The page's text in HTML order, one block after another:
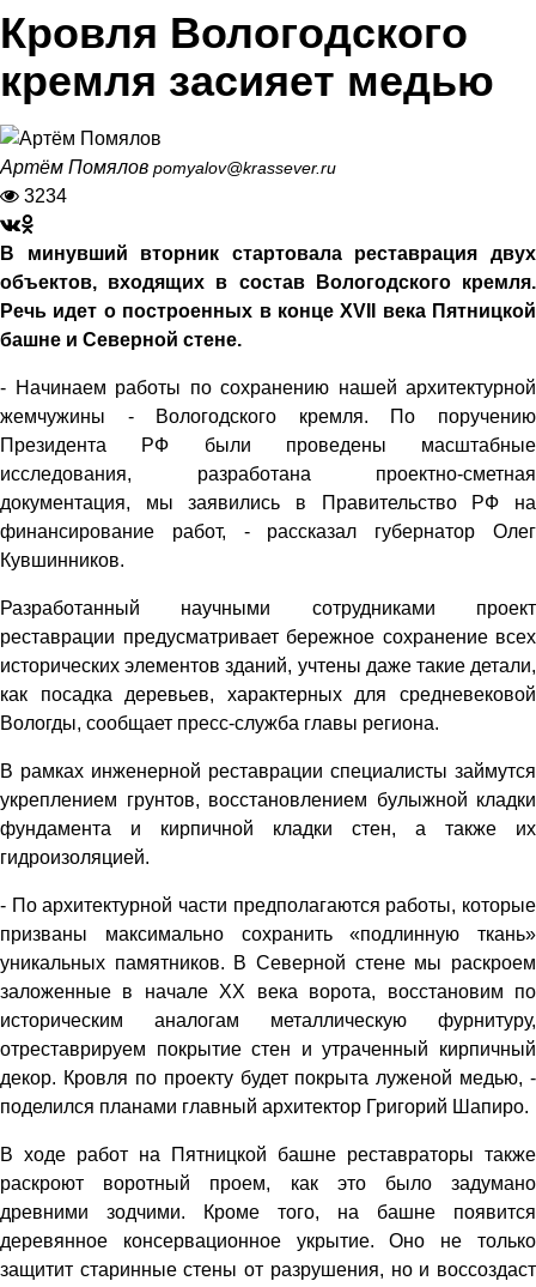
Кровля Вологодского
кремля засияет медью
Артём Помялов pomyalov@krassever.ru
3234
В минувший вторник стартовала реставрация двух
объектов, входящих в состав Вологодского кремля.
Речь идет о построенных в конце XVII века Пятницкой
башне и Северной стене.
- Начинаем работы по сохранению нашей архитектурной
жемчужины - Вологодского кремля. По поручению
Президента РФ были проведены масштабные
исследования, разработана проектно-сметная
документация, мы заявились в Правительство РФ на
финансирование работ, - рассказал губернатор Олег
Кувшинников.
Разработанный научными сотрудниками проект
реставрации предусматривает бережное сохранение всех
исторических элементов зданий, учтены даже такие детали,
как посадка деревьев, характерных для средневековой
Вологды, сообщает пресс-служба главы региона.
В рамках инженерной реставрации специалисты займутся
укреплением грунтов, восстановлением булыжной кладки
фундамента и кирпичной кладки стен, а также их
гидроизоляцией.
- По архитектурной части предполагаются работы, которые
призваны максимально сохранить «подлинную ткань»
уникальных памятников. В Северной стене мы раскроем
заложенные в начале XX века ворота, восстановим по
историческим аналогам металлическую фурнитуру,
отреставрируем покрытие стен и утраченный кирпичный
декор. Кровля по проекту будет покрыта луженой медью, -
поделился планами главный архитектор Григорий Шапиро.
В ходе работ на Пятницкой башне реставраторы также
раскроют воротный проем, как это было задумано
древними зодчими. Кроме того, на башне появится
деревянное консервационное укрытие. Оно не только
защитит старинные стены от разрушения, но и воссоздаст